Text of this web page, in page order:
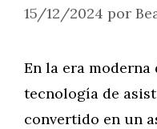
15/12/2024 por
En la era
tecnología de
convertido en un